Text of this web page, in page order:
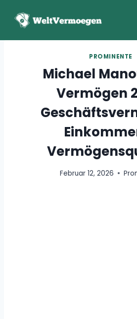
Inhalt
PROMINENTE
Michael
Vermögen
Februar 12, 2026